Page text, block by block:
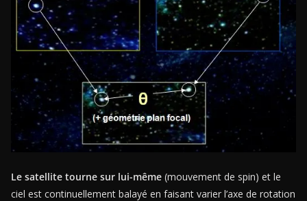
Le satellite tourne sur lui-même (mouvement de spin) et le
ciel est continuellement balayé en faisant varier l’axe de rotation